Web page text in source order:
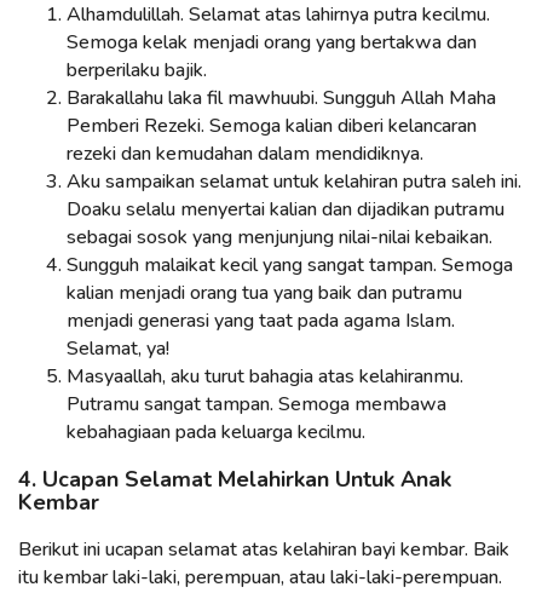
Alhamdulillah. Selamat atas lahirnya putra kecilmu.
Semoga kelak menjadi orang yang bertakwa dan
berperilaku bajik.
Barakallahu laka fil mawhuubi. Sungguh Allah Maha
Pemberi Rezeki. Semoga kalian diberi kelancaran
rezeki dan kemudahan dalam mendidiknya.
Aku sampaikan selamat untuk kelahiran putra saleh ini.
Doaku selalu menyertai kalian dan dijadikan putramu
sebagai sosok yang menjunjung nilai-nilai kebaikan.
Sungguh malaikat kecil yang sangat tampan. Semoga
kalian menjadi orang tua yang baik dan putramu
menjadi generasi yang taat pada agama Islam.
Selamat, ya!
Masyaallah, aku turut bahagia atas kelahiranmu.
Putramu sangat tampan. Semoga membawa
kebahagiaan pada keluarga kecilmu.
4. Ucapan Selamat Melahirkan Untuk Anak
Kembar
Berikut ini ucapan selamat atas kelahiran bayi kembar. Baik
itu kembar laki-laki, perempuan, atau laki-laki-perempuan.